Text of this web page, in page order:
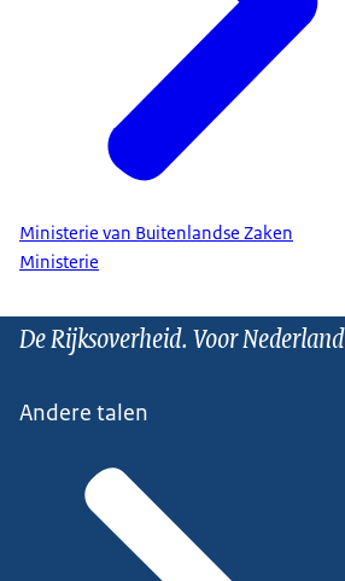
Ministerie van Buitenlandse Zaken
Ministerie
De Rijksoverheid. Voor Nederland
Andere talen